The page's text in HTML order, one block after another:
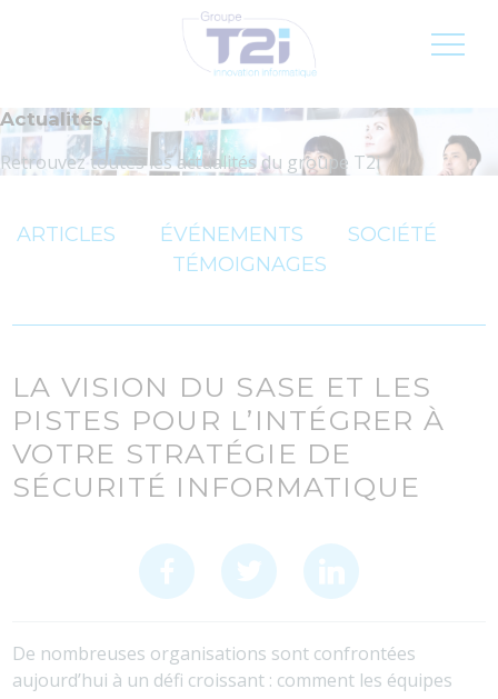
Inscription newsletter
Actualités
Retrouvez toutes les actualités du groupe T2i
ARTICLES ÉVÉNEMENTS
SOCIÉTÉ
TÉMOIGNAGES
LA VISION DU SASE ET LES
PISTES POUR L’INTÉGRER À
VOTRE STRATÉGIE DE
SÉCURITÉ INFORMATIQUE
De nombreuses organisations sont confrontées
aujourd’hui à un défi croissant : comment les équipes